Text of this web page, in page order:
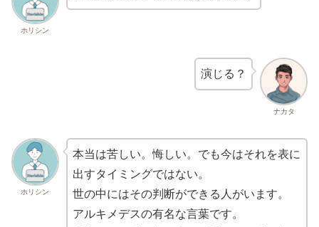
ホリシン
ナカタ
演じる？
ホリシン
本当は苦しい。悔しい。でも今はそれを表に
出すタイミングではない。
世の中にはその判断ができる人がいます。
アルキメデスの有名な言葉です。